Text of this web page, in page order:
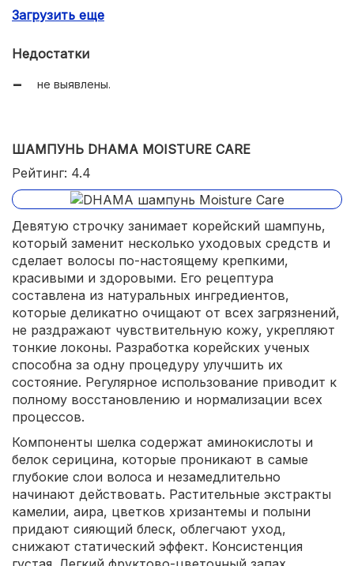
пролонгированный эффект;
Загрузить еще
Недостатки
не выявлены.
ШАМПУНЬ DHAMA MOISTURE CARE
Рейтинг: 4.4
Девятую строчку занимает корейский шампунь,
который заменит несколько уходовых средств и
сделает волосы по-настоящему крепкими,
красивыми и здоровыми. Его рецептура
составлена из натуральных ингредиентов,
которые деликатно очищают от всех загрязнений,
не раздражают чувствительную кожу, укрепляют
тонкие локоны. Разработка корейских ученых
способна за одну процедуру улучшить их
состояние. Регулярное использование приводит к
полному восстановлению и нормализации всех
процессов.
Компоненты шелка содержат аминокислоты и
белок серицина, которые проникают в самые
глубокие слои волоса и незамедлительно
начинают действовать. Растительные экстракты
камелии, аира, цветков хризантемы и полыни
придают сияющий блеск, облегчают уход,
снижают статический эффект. Консистенция